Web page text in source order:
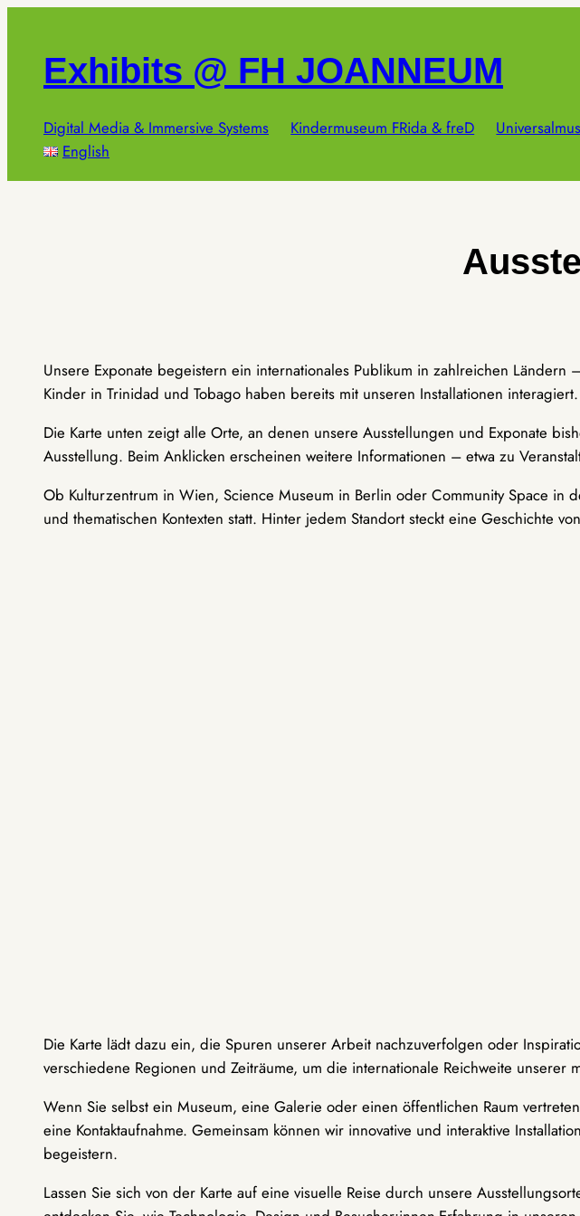
springenExhibits @ FH JOANNEUM
Digital Media & Immersive Systems Kindermuseum FRida & freD
English
Unsere Exponate begeistern ein internationales Publikum in zahlreichen
Kinder in Trinidad und Tobago haben bereits mit unseren Installationen interagiert.
Die Karte unten zeigt alle Orte, an denen unsere Ausstellungen und Exponate
Ausstellung. Beim Anklicken erscheinen weitere Informationen – etwa zu
Ob Kulturzentrum in Wien, Science Museum in Berlin oder Community Space
und thematischen Kontexten statt. Hinter jedem Standort steckt eine Geschichte
Die Karte lädt dazu ein, die Spuren unserer Arbeit nachzuverfolgen oder
verschiedene Regionen und Zeiträume, um die internationale Reichweite unserer
Wenn Sie selbst ein Museum, eine Galerie oder einen öffentlichen Raum
eine Kontaktaufnahme. Gemeinsam können wir innovative und interaktive
begeistern.
Lassen Sie sich von der Karte auf eine visuelle Reise durch unsere